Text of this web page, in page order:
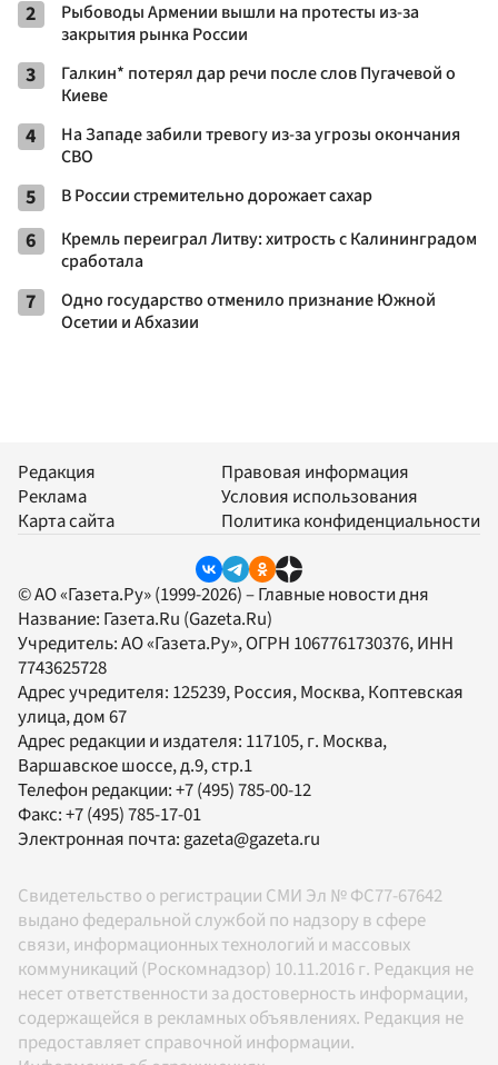
2
Рыбоводы Армении вышли на протесты из-за
закрытия рынка России
3
Галкин* потерял дар речи после слов Пугачевой о
Киеве
4
На Западе забили тревогу из-за угрозы окончания
СВО
5 В России стремительно дорожает сахар
6
Кремль переиграл Литву: хитрость с Калининградом
сработала
7
Одно государство отменило признание Южной
Осетии и Абхазии
Редакция
Реклама
Карта сайта
Правовая информация
Условия использования
Политика конфиденциальности
© АО «Газета.Ру» (1999-2026) – Главные новости дня
Название: Газета.Ru (Gazeta.Ru)
Учредитель:АО «Газета.Ру», ОГРН 1067761730376, ИНН
7743625728
Адрес учредителя: 125239, Россия, Москва, Коптевская
улица, дом 67
Адрес редакции и издателя: 117105, г. Москва,
Варшавское шоссе, д.9, стр.1
Телефон редакции:+7 (495) 785-00-12
Факс:+7 (495) 785-17-01
Электронная почта:gazeta@gazeta.ru
Свидетельство о регистрации СМИ Эл № ФС77-67642
выдано федеральной службой по надзору в сфере
связи, информационных технологий и массовых
коммуникаций (Роскомнадзор) 10.11.2016 г. Редакция не
несет ответственности за достоверность информации,
содержащейся в рекламных объявлениях. Редакция не
предоставляет справочной информации.